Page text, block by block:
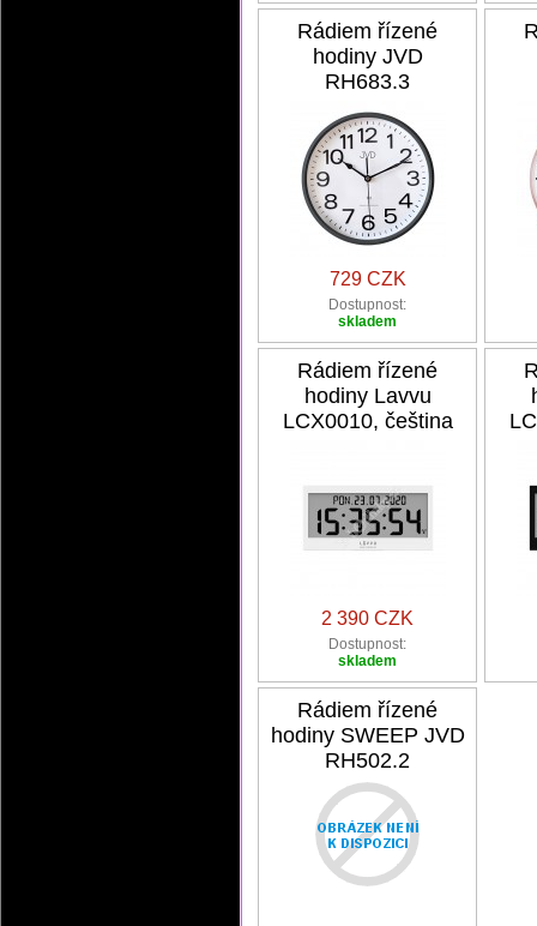
Rádiem řízené
hodiny JVD
RH683.3
729 CZK
Dostupnost:
skladem
Rádiem řízené
hodiny Lavvu
LCX0010, čeština
2 390 CZK
Dostupnost:
skladem
Rádiem řízené
hodiny SWEEP JVD
RH502.2